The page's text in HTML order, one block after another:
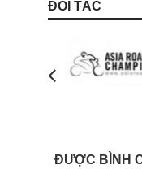
ĐỐI TÁC
ĐƯỢC BÌNH